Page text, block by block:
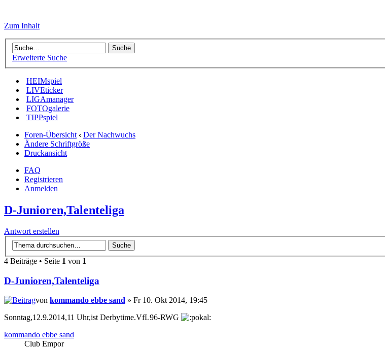
Zum Inhalt
Erweiterte Suche
HEIMspiel
LIVEticker
LIGAmanager
FOTOgalerie
TIPPspiel
Foren-Übersicht ‹ Der Nachwuchs
Ändere Schriftgröße
Druckansicht
FAQ
Registrieren
Anmelden
D-Junioren,Talenteliga
Antwort erstellen
4 Beiträge • Seite 1 von 1
D-Junioren,Talenteliga
von kommando ebbe sand » Fr 10. Okt 2014, 19:45
Sonntag,12.9.2014,11 Uhr,ist Derbytime.VfL96-RWG
kommando ebbe sand
Club Empor